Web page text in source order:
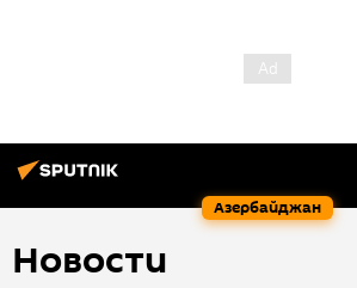
Азербайджан
Новости